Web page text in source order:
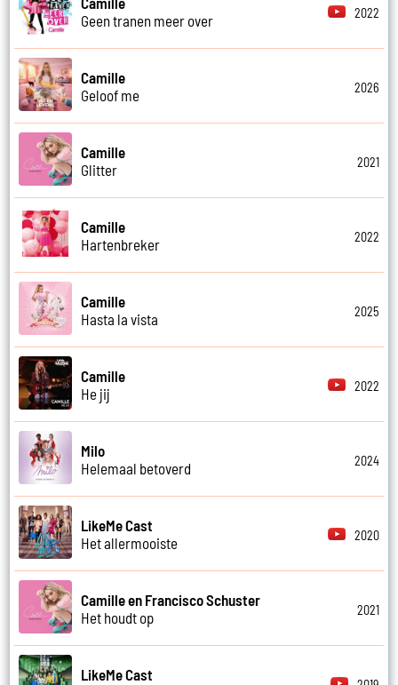
Geen tranen meer over
2022
Camille
Geloof me
2026
Camille
Glitter
2021
Camille
Hartenbreker
2022
Camille
Hasta la vista
2025
Camille
He jij
2022
Milo
Helemaal betoverd
2024
LikeMe Cast
Het allermooiste
2020
Camille en Francisco Schuster
Het houdt op
2021
LikeMe Cast